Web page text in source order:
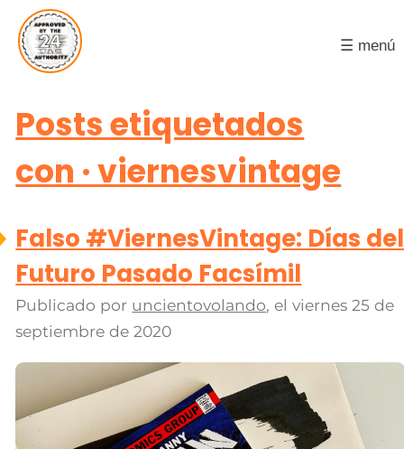
☰ menú
Posts etiquetados
con · viernesvintage
Falso #ViernesVintage: Días del
Futuro Pasado Facsímil
Publicado por uncientovolando, elviernes 25 de
septiembre de 2020